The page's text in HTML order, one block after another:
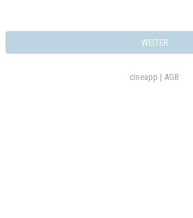
WEITER
cineapp | AGB